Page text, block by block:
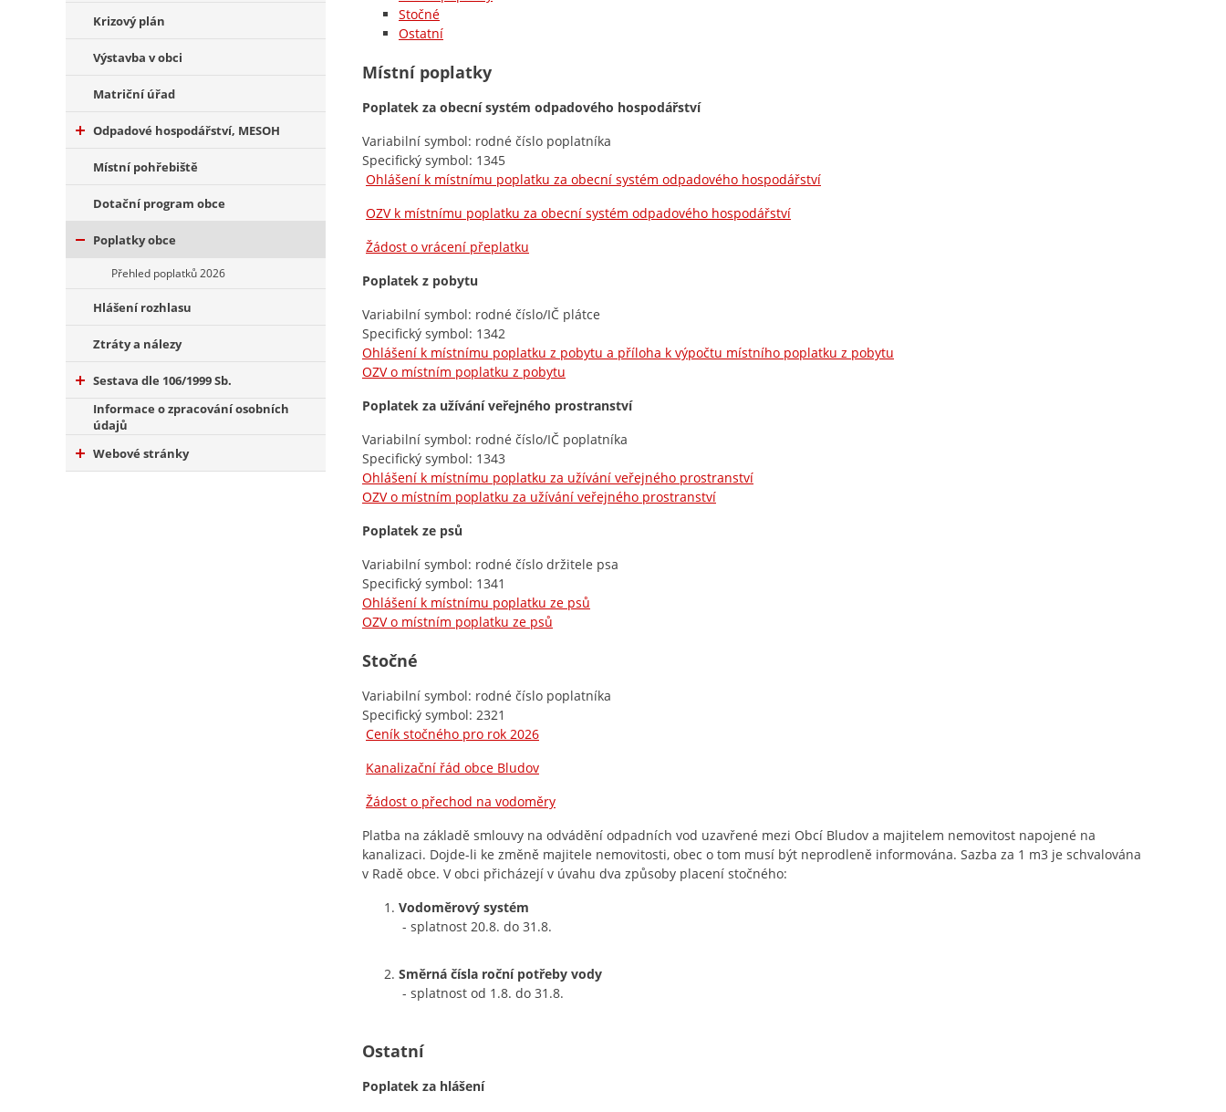
Krizový plán
Výstavba v obci
Matriční úřad
Odpadové hospodářství, MESOH
Místní pohřebiště
Dotační program obce
Poplatky obce
Přehled poplatků 2026
Hlášení rozhlasu
Ztráty a nálezy
Sestava dle 106/1999 Sb.
Informace o zpracování osobních
údajů
Webové stránky
Stočné
Ostatní
Místní poplatky
Poplatek za obecní systém odpadového hospodářství
Variabilní symbol: rodné číslo poplatníka
Specifický symbol: 1345
Ohlášení k místnímu poplatku za obecní systém odpadového hospodářství
OZV k místnímu poplatku za obecní systém odpadového hospodářství
Žádost o vrácení přeplatku
Poplatek z pobytu
Variabilní symbol: rodné číslo/IČ plátce
Specifický symbol: 1342
Ohlášení k místnímu poplatku z pobytu a příloha k výpočtu místního poplatku z pobytu
OZV o místním poplatku z pobytu
Poplatek za užívání veřejného prostranství
Variabilní symbol: rodné číslo/IČ poplatníka
Specifický symbol: 1343
Ohlášení k místnímu poplatku za užívání veřejného prostranství
OZV o místním poplatku za užívání veřejného prostranství
Poplatek ze psů
Variabilní symbol: rodné číslo držitele psa
Specifický symbol: 1341
Ohlášení k místnímu poplatku ze psů
OZV o místním poplatku ze psů
Stočné
Variabilní symbol: rodné číslo poplatníka
Specifický symbol: 2321
Ceník stočného pro rok 2026
Kanalizační řád obce Bludov
Žádost o přechod na vodoměry
Platba na základě smlouvy na odvádění odpadních vod uzavřené mezi Obcí Bludov a majitelem nemovitost napojené na
kanalizaci. Dojde-li ke změně majitele nemovitosti, obec o tom musí být neprodleně informována. Sazba za 1 m3 je schvalována
v Radě obce. V obci přicházejí v úvahu dva způsoby placení stočného:
Vodoměrový systém
- splatnost 20.8. do 31.8.
Směrná čísla roční potřeby vody
- splatnost od 1.8. do 31.8.
Ostatní
Poplatek za hlášení